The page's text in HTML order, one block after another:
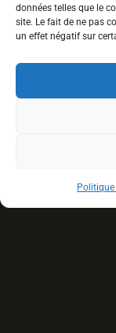
données telles que le
site. Le fait de ne pas
un effet négatif sur